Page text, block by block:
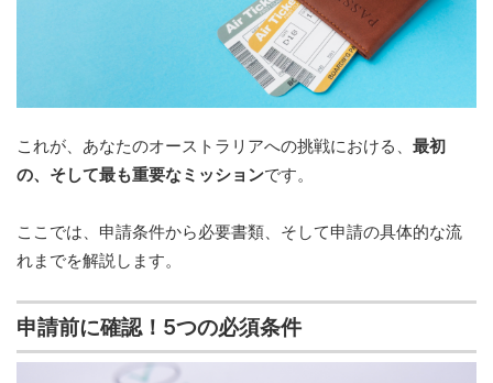
これが、あなたのオーストラリアへの挑戦における、 最初
の、そして最も重要なミッションです。
ここでは、申請条件から必要書類、そして申請の具体的な流
れまでを解説します。
申請前に確認！5つの必須条件